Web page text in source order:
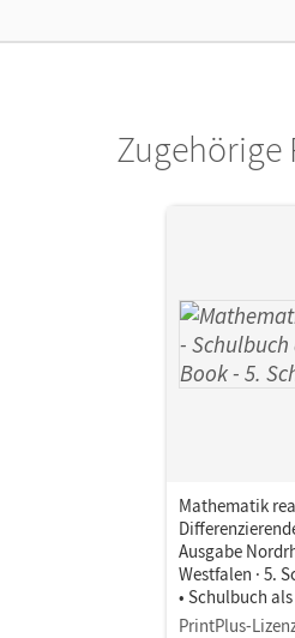
Zugehörige
Mathematik
Ausgabe
Westfalen · 5.
• Schulbuch
PrintPlus-